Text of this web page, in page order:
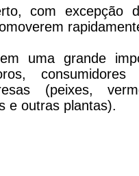
com excepção
uma grande
consumidores
(peixes,
e outras plantas).